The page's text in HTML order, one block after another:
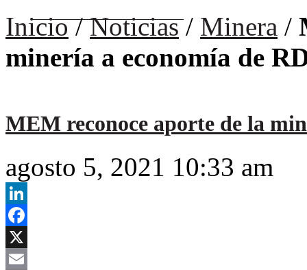
Inicio/Noticias/ Minera /
minería a economía de
MEM reconoce aporte de la
agosto 5, 2021 10:33 am
LinkedIn
Facebook
X